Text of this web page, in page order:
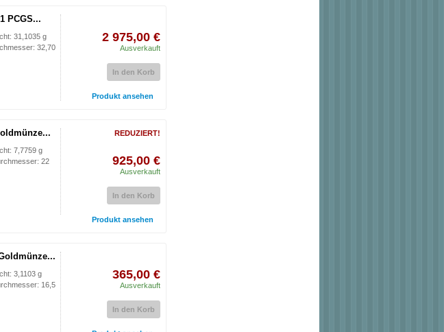
PCGS...
31,1035 g
32,70
2 975,00 €
Ausverkauft
In den Korb
Produkt ansehen
7,7759 g
22
REDUZIERT!
925,00 €
Ausverkauft
In den Korb
Produkt ansehen
3,1103 g
16,5
365,00 €
Ausverkauft
In den Korb